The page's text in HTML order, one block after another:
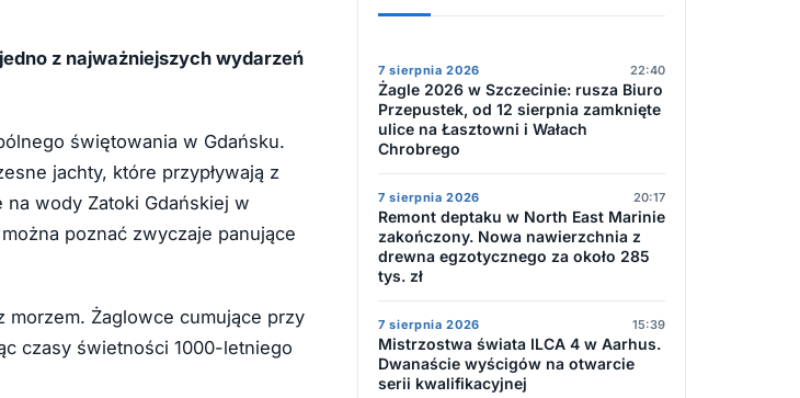
z najważniejszych wydarzeń
świętowania w Gdańsku.
jachty, które przypływają z
na wody Zatoki Gdańskiej w
poznać zwyczaje panujące
Żaglowce cumujące przy
czasy świetności 1000-letniego
7 sierpnia 2026 22:40
Żagle 2026 w Szczecinie: rusza Biuro
Przepustek, od 12 sierpnia zamknięte
ulice na Łasztowni i Wałach
Chrobrego
7 sierpnia 2026 20:17
Remont deptaku w North East Marinie
zakończony. Nowa nawierzchnia z
drewna egzotycznego za około 285
tys. zł
7 sierpnia 2026 15:39
Mistrzostwa świata ILCA 4 w Aarhus.
Dwanaście wyścigów na otwarcie
serii kwalifikacyjnej